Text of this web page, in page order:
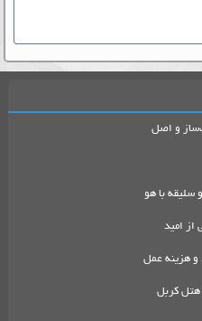
و اصل
سلیقه با هو
از امید
و هزینه عمل
هتل کربل